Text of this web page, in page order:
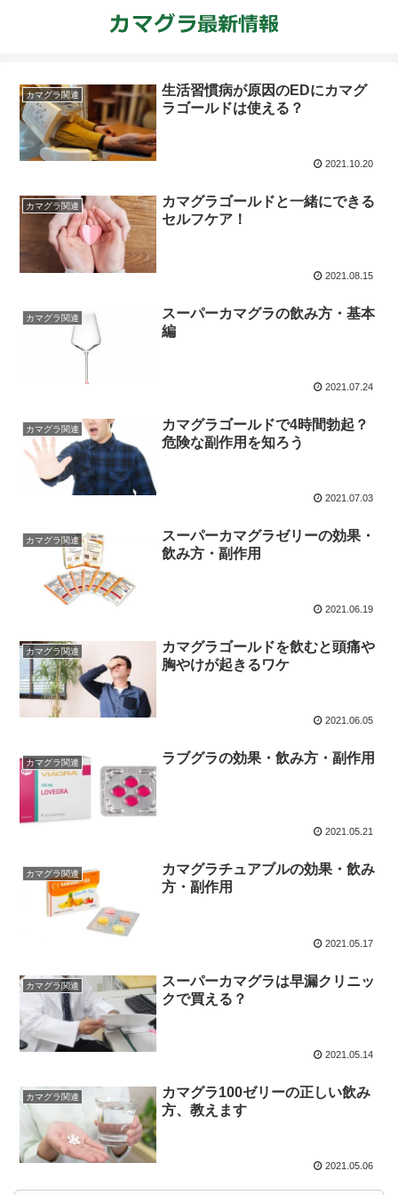
カマグラ関連
生活習慣病が原因のEDにカマグ
ラゴールドは使える？
2021.10.20
カマグラ関連
カマグラゴールドと一緒にできる
セルフケア！
2021.08.15
カマグラ関連
スーパーカマグラの飲み方・基本
編
2021.07.24
カマグラ関連
カマグラゴールドで4時間勃起？
危険な副作用を知ろう
2021.07.03
カマグラ関連
スーパーカマグラゼリーの効果・
飲み方・副作用
2021.06.19
カマグラ関連
カマグラゴールドを飲むと頭痛や
胸やけが起きるワケ
2021.06.05
カマグラ関連 ラブグラの効果・飲み方・副作用
2021.05.21
カマグラ関連
カマグラチュアブルの効果・飲み
方・副作用
2021.05.17
カマグラ関連
スーパーカマグラは早漏クリニッ
クで買える？
2021.05.14
カマグラ関連
カマグラ100ゼリーの正しい飲み
方、教えます
2021.05.06